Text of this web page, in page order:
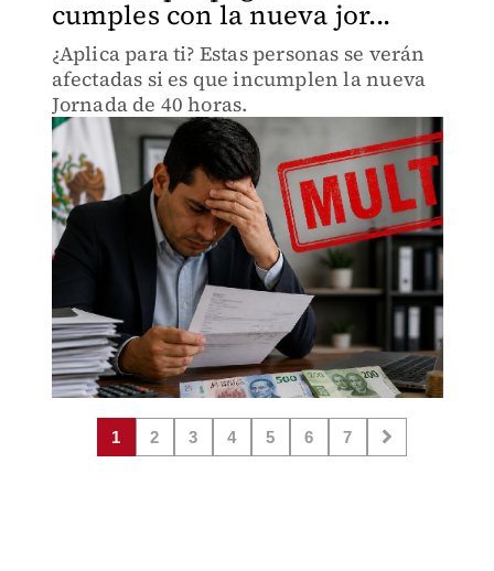
cumples con la nueva jor...
¿Aplica para ti? Estas personas se verán
afectadas si es que incumplen la nueva
Jornada de 40 horas.
1 2 3 4 5 6 7